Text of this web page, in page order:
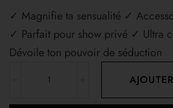
✓ Magnifie ta sensualité ✓
✓ Parfait pour show privé ✓ Ultra
Dévoile ton pouvoir de séduction